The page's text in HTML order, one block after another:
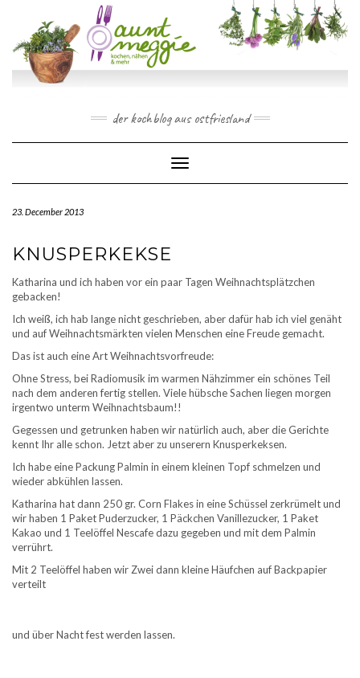
content
der kochblog aus ostfriesland
Toggle Navigation
23. December 2013
KNUSPERKEKSE
Katharina und ich haben vor ein paar Tagen Weihnachtsplätzchen
gebacken!
Ich weiß, ich hab lange nicht geschrieben, aber dafür hab ich viel genäht
und auf Weihnachtsmärkten vielen Menschen eine Freude gemacht.
Das ist auch eine Art Weihnachtsvorfreude:
Ohne Stress, bei Radiomusik im warmen Nähzimmer ein schönes Teil
nach dem anderen fertig stellen. Viele hübsche Sachen liegen morgen
irgentwo unterm Weihnachtsbaum!!
Gegessen und getrunken haben wir natürlich auch, aber die Gerichte
kennt Ihr alle schon. Jetzt aber zu unserern Knusperkeksen.
Ich habe eine Packung Palmin in einem kleinen Topf schmelzen und
wieder abkühlen lassen.
Katharina hat dann 250 gr. Corn Flakes in eine Schüssel zerkrümelt und
wir haben 1 Paket Puderzucker, 1 Päckchen Vanillezucker, 1 Paket
Kakao und 1 Teelöffel Nescafe dazu gegeben und mit dem Palmin
verrührt.
Mit 2 Teelöffel haben wir Zwei dann kleine Häufchen auf Backpapier
verteilt
und über Nacht fest werden lassen.